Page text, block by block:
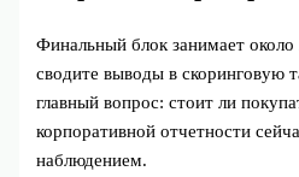
Финальный блок занимает
сводите выводы в скоринговую
главный вопрос: стоит ли
корпоративной отчетности
наблюдением.